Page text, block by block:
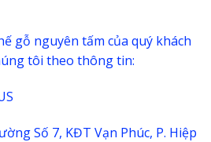
gỗ nguyên tấm của quý khách
tôi theo thông tin:
Số 7, KĐT Vạn Phúc, P. Hiệp